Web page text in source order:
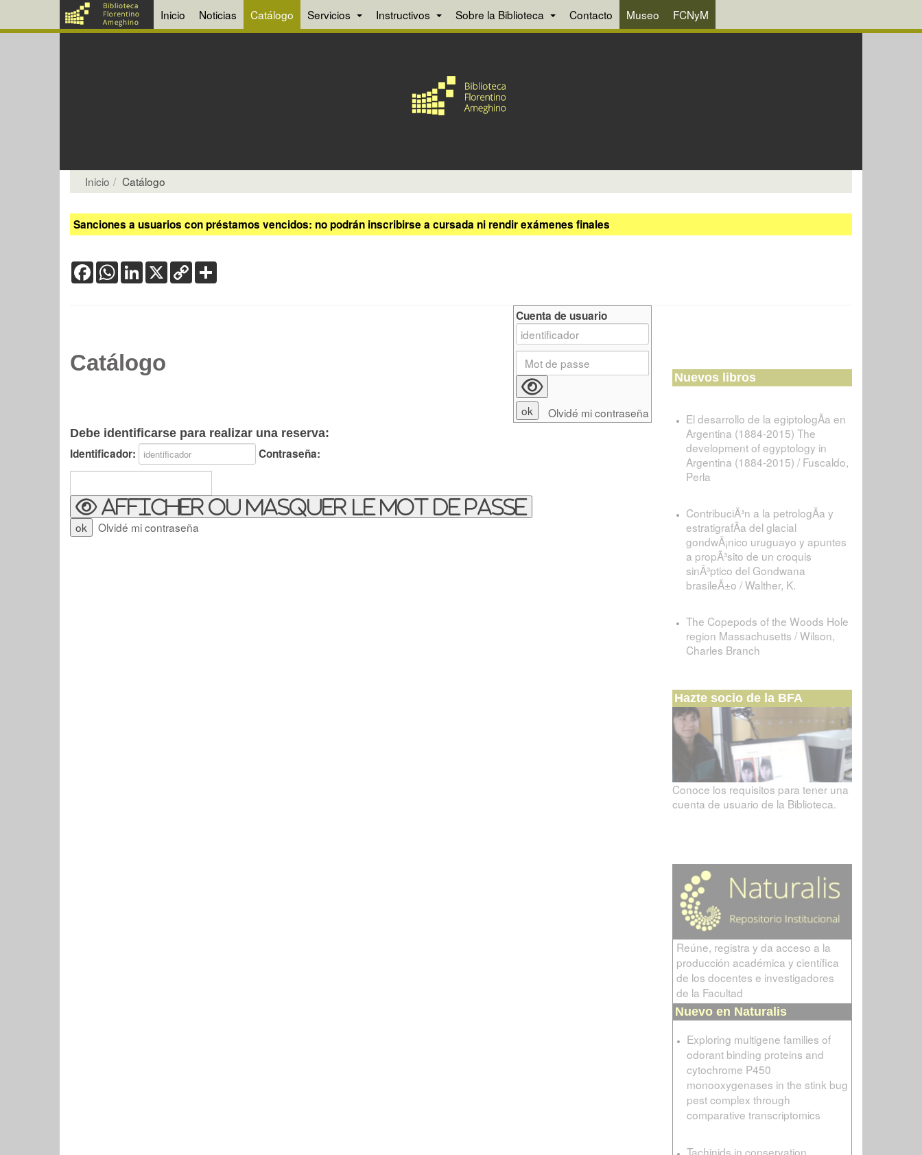
Inicio Noticias Catálogo Servicios Instructivos Sobre la Biblioteca Contacto Museo FCNyM
Inicio Catálogo
Sanciones a usuarios con préstamos vencidos: no podrán inscribirse a cursada ni rendir exámenes finales
FacebookWhatsApp
LinkedIn
X Copy
Link
Catálogo
Debe identificarse para realizar una reserva:
Identificador: Contraseña:
Afficher ou masquer le mot de passe
Olvidé mi contraseña
Cuenta de usuario
Olvidé mi contraseña
Nuevos libros
El desarrollo de la egiptologÃ­a en
Argentina (1884-2015) The
development of egyptology in
Argentina (1884-2015) / Fuscaldo,
Perla
ContribuciÃ³n a la petrologÃ­a y
estratigrafÃ­a del glacial
gondwÃ¡nico uruguayo y apuntes
a propÃ³sito de un croquis
sinÃ³ptico del Gondwana
brasileÃ±o / Walther, K.
The Copepods of the Woods Hole
region Massachusetts / Wilson,
Charles Branch
Hazte socio de la BFA
Conoce los requisitos para tener una
cuenta de usuario de la Biblioteca.
Reúne, registra y da acceso a la
producción académica y científica
de los docentes e investigadores
de la Facultad
Nuevo en Naturalis
Exploring multigene families of
odorant binding proteins and
cytochrome P450
monooxygenases in the stink bug
pest complex through
comparative transcriptomics
Tachinids in conservation